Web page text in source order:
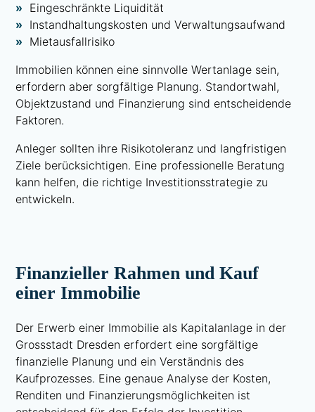
Eingeschränkte Liquidität
Instandhaltungskosten und Verwaltungsaufwand
Mietausfallrisiko
Immobilien können eine sinnvolle Wertanlage sein,
erfordern aber sorgfältige Planung. Standortwahl,
Objektzustand und Finanzierung sind entscheidende
Faktoren.
Anleger sollten ihre Risikotoleranz und langfristigen
Ziele berücksichtigen. Eine professionelle Beratung
kann helfen, die richtige Investitionsstrategie zu
entwickeln.
Finanzieller Rahmen und Kauf
einer Immobilie
Der Erwerb einer Immobilie als Kapitalanlage in der
Grossstadt Dresden erfordert eine sorgfältige
finanzielle Planung und ein Verständnis des
Kaufprozesses. Eine genaue Analyse der Kosten,
Renditen und Finanzierungsmöglichkeiten ist